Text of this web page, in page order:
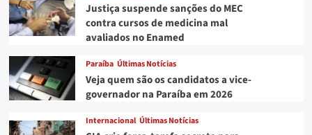
Justiça suspende sanções do MEC
contra cursos de medicina mal
avaliados no Enamed
Paraíba Últimas Notícias
Veja quem são os candidatos a vice-
governador na Paraíba em 2026
Internacional Últimas Notícias